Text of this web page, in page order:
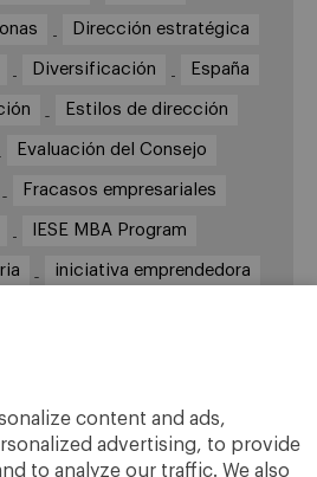
content and ads,
advertising, to provide
to analyze our traffic. We also
Dirección estratégica
Diversificación España
Estilos de dirección
Evaluación del Consejo
Fracasos empresariales
IESE MBA Program
iniciativa emprendedora
Novartis Presupuesto
la Alimentación y las bebidas